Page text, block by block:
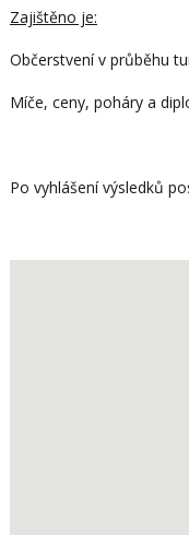
Zajištěno je:
Občerstvení v průběhu
Míče, ceny, poháry a
Po vyhlášení výsledků